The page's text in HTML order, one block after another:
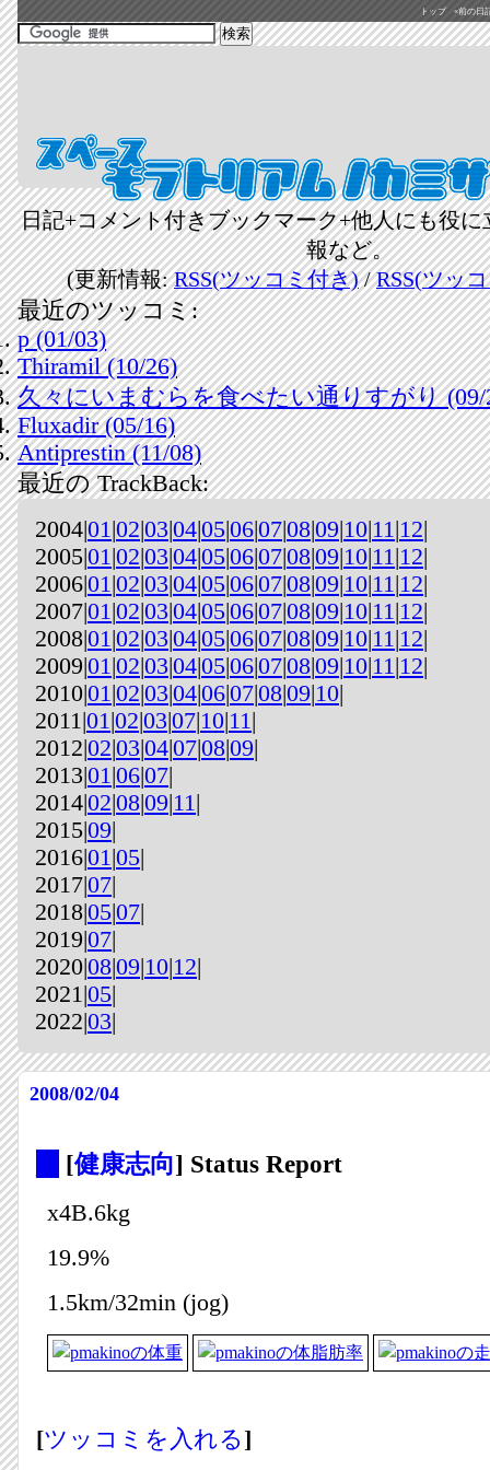
トップ «前の日
日記+コメント付きブックマーク+他人にも役
報など。
(更新情報:RSS(ツッコミ付き)/RSS(ツッ
最近のツッコミ:
p (01/03)
Thiramil (10/26)
久々にいまむらを食べたい通りすがり (09/
Fluxadir (05/16)
Antiprestin (11/08)
最近の TrackBack:
2004|01|02|03|04|05|06|07|08|09|10|11|12|
2005|01|02|03|04|05|06|07|08|09|10|11|12|
2006|01|02|03|04|05|06|07|08|09|10|11|12|
2007|01|02|03|04|05|06|07|08|09|10|11|12|
2008|01|02|03|04|05|06|07|08|09|10|11|12|
2009|01|02|03|04|05|06|07|08|09|10|11|12|
2010|01|02|03|04|06|07|08|09|10|
2011|01|02|03|07|10|11|
2012|02|03|04|07|08|09|
2013|01|06|07|
2014|02|08|09|11|
2015|09|
2016|01|05|
2017|07|
2018|05|07|
2019|07|
2020|08|09|10|12|
2021|05|
2022|03|
2008/02/04
[健康志向] Status Report
x4B.6kg
19.9%
1.5km/32min (jog)
[ツッコミを入れる]